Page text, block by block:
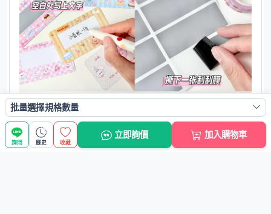
批量選擇規格數量
詢問 歷史 收藏
立即詢價 加入購物車